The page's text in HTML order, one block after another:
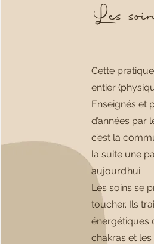
Les
Cette
entier
Enseignés et
d’années par
c’est la
la suite une
aujourd’hui.
Les soins se
toucher. Ils
énergétiques
chakras et les